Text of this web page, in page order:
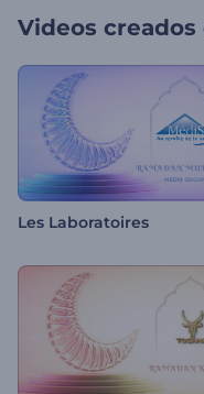
Videos
Les Laboratoires